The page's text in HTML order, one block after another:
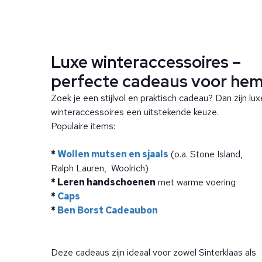
Luxe winteraccessoires –
perfecte cadeaus voor
Zoek je een stijlvol en praktisch cadeau? Dan zijn
winteraccessoires een uitstekende keuze.
Populaire items:
*Wollen mutsen en sjaals (o.a. Stone Island,
Ralph Lauren, Woolrich)
* Leren handschoenen met warme voering
* Caps
* Ben Borst Cadeaubon
Deze cadeaus zijn ideaal voor zowel Sinterklaas als